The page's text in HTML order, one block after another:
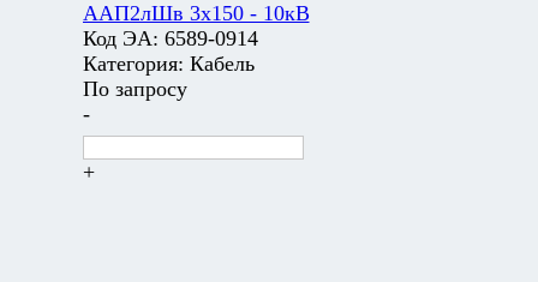
ААП2лШв 3х150 - 10кВ
Код ЭА: 6589-0914
Категория: Кабель
По запросу
-
+